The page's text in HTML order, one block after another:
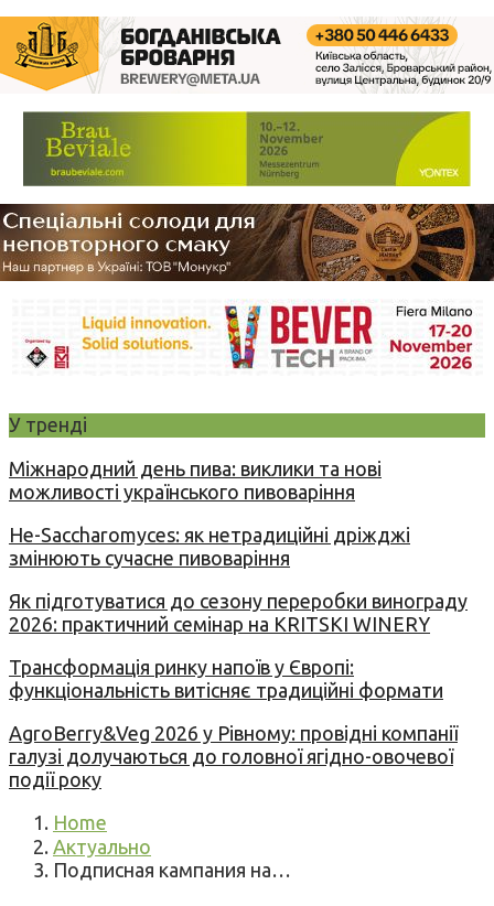
У тренді
Міжнародний день пива: виклики та нові
можливості українського пивоваріння
Не-Saccharomyces: як нетрадиційні дріжджі
змінюють сучасне пивоваріння
Як підготуватися до сезону переробки винограду
2026: практичний семінар на KRITSKI WINERY
Трансформація ринку напоїв у Європі:
функціональність витісняє традиційні формати
AgroBerry&Veg 2026 у Рівному: провідні компанії
галузі долучаються до головної ягідно-овочевої
події року
Home
Актуально
Подписная кампания на…